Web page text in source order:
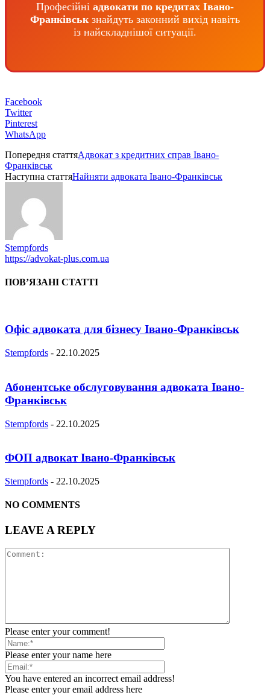
Професійні адвокати по кредитах Івано-
Франківськзнайдуть законний вихід навіть
із найскладнішої ситуації.
Facebook
Twitter
Pinterest
WhatsApp
Попередня статтяАдвокат з кредитних справ Івано-
Франківськ
Наступна статтяНайняти адвоката Івано-Франківськ
Stempfords
https://advokat-plus.com.ua
ПОВ’ЯЗАНІ СТАТТІ
Офіс адвоката для бізнесу Івано-Франківськ
Stempfords - 22.10.2025
Абонентське обслуговування адвоката Івано-
Франківськ
Stempfords - 22.10.2025
ФОП адвокат Івано-Франківськ
Stempfords - 22.10.2025
NO COMMENTS
LEAVE A REPLY
Please enter your comment!
Please enter your name here
You have entered an incorrect email address!
Please enter your email address here